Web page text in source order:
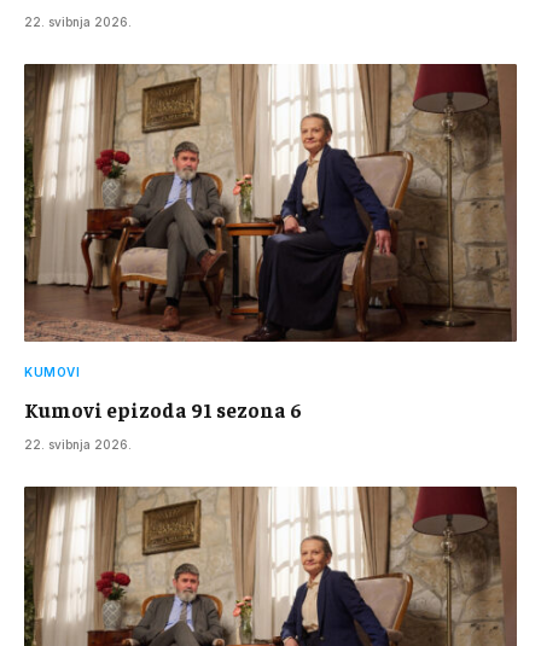
22. svibnja 2026.
KUMOVI
Kumovi epizoda 91 sezona 6
22. svibnja 2026.